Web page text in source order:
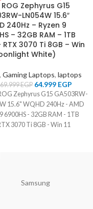
ROG Zephyrus G15
LN054W 15.6″
240Hz – Ryzen 9
– 32GB RAM – 1TB
RTX 3070 Ti 8GB – Win
White)
, Gaming Laptops, laptops
69.999EGP 64.999 EGP
Zephyrus G15 GA503RW-
15.6" WQHD 240Hz - AMD
6900HS - 32GB RAM - 1TB
3070 Ti 8GB - Win 11
White)
Samsung